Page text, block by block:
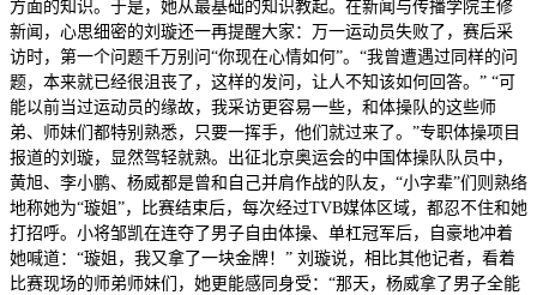
方面的知识。于是，她从最基础的知识教起。在新闻与传播学院主修
新闻，心思细密的刘璇还一再提醒大家：万一运动员失败了，赛后采
访时，第一个问题千万别问“你现在心情如何”。“我曾遭遇过同样的问
题，本来就已经很沮丧了，这样的发问，让人不知该如何回答。” “可
能以前当过运动员的缘故，我采访更容易一些，和体操队的这些师
弟、师妹们都特别熟悉，只要一挥手，他们就过来了。”专职体操项目
报道的刘璇，显然驾轻就熟。出征北京奥运会的中国体操队队员中，
黄旭、李小鹏、杨威都是曾和自己并肩作战的队友，“小字辈”们则熟络
地称她为“璇姐”，比赛结束后，每次经过TVB媒体区域，都忍不住和她
打招呼。小将邹凯在连夺了男子自由体操、单杠冠军后，自豪地冲着
她喊道：“璇姐，我又拿了一块金牌！” 刘璇说，相比其他记者，看着
比赛现场的师弟师妹们，她更能感同身受：“那天，杨威拿了男子全能